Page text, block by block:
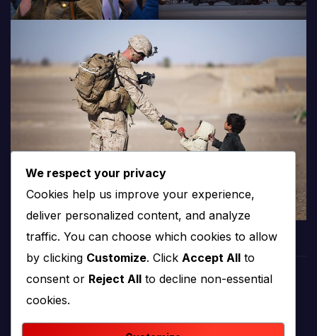
produkcija i emitiranje tv programa
We respect your privacy
Cookies help us improve your experience,
deliver personalized content, and analyze
traffic. You can choose which cookies to allow
by clicking Customize. Click Accept All to
consent or Reject All to decline non-essential
cookies.